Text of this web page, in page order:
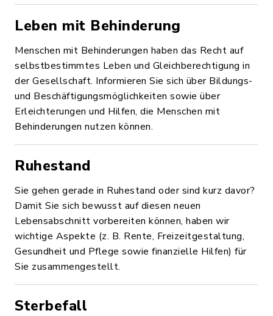
Leben mit Behinderung
Menschen mit Behinderungen haben das Recht auf
selbstbestimmtes Leben und Gleichberechtigung in
der Gesellschaft. Informieren Sie sich über Bildungs-
und Beschäftigungsmöglichkeiten sowie über
Erleichterungen und Hilfen, die Menschen mit
Behinderungen nutzen können.
Ruhestand
Sie gehen gerade in Ruhestand oder sind kurz davor?
Damit Sie sich bewusst auf diesen neuen
Lebensabschnitt vorbereiten können, haben wir
wichtige Aspekte (z. B. Rente, Freizeitgestaltung,
Gesundheit und Pflege sowie finanzielle Hilfen) für
Sie zusammengestellt.
Sterbefall